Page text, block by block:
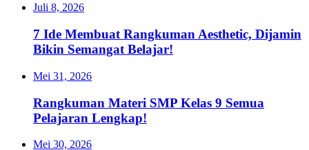
Juli 8, 2026
7 Ide Membuat Rangkuman Aesthetic, Dijamin
Bikin Semangat Belajar!
Mei 31, 2026
Rangkuman Materi SMP Kelas 9 Semua
Pelajaran Lengkap!
Mei 30, 2026